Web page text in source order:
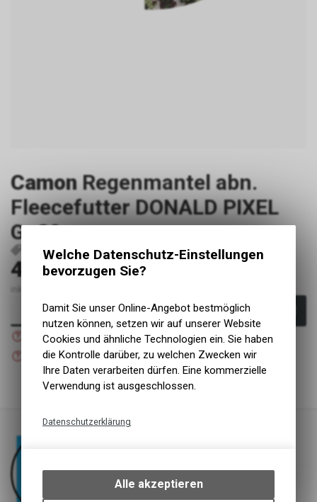
Camon Regenmantel abn.
Fleecefutter DONALD PIXEL
Gr.30
P3446 M530/30 8019808250458
41.10CHF
In den Warenkorb
Versand
Nicht verfügbar
Abholung NaturNah GmbH
Welche Datenschutz-Einstellungen
bevorzugen Sie?
Damit Sie unser Online-Angebot bestmöglich
nutzen können, setzen wir auf unserer Website
Cookies und ähnliche Technologien ein. Sie haben
die Kontrolle darüber, zu welchen Zwecken wir
Ihre Daten verarbeiten dürfen. Eine kommerzielle
Verwendung ist ausgeschlossen.
Datenschutzerklärung
bestimmte Interaktionen und
Einstellungen auf Ihrem Gerät,
Alle akzeptieren